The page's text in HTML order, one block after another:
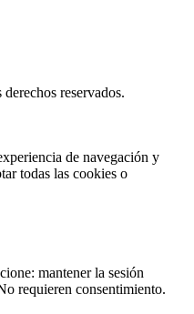
reservados.
de navegación y
todas las cookies o
mantener la sesión
requieren consentimiento.